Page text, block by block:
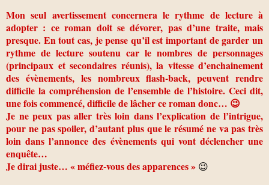
Mon seul avertissement concernera le rythme de lecture à
adopter : ce roman doit se dévorer, pas d’une traite, mais
presque. En tout cas, je pense qu’il est important de garder un
rythme de lecture soutenu car le nombres de personnages
(principaux et secondaires réunis), la vitesse d’enchainement
des évènements, les nombreux flash-back, peuvent rendre
difficile la compréhension de l’ensemble de l’histoire. Ceci dit,
une fois commencé, difficile de lâcher ce roman donc… 😉
Je ne peux pas aller très loin dans l’explication de l’intrigue,
pour ne pas spoiler, d’autant plus que le résumé ne va pas très
loin dans l’annonce des évènements qui vont déclencher une
enquête…
Je dirai juste… « méfiez-vous des apparences » 😉